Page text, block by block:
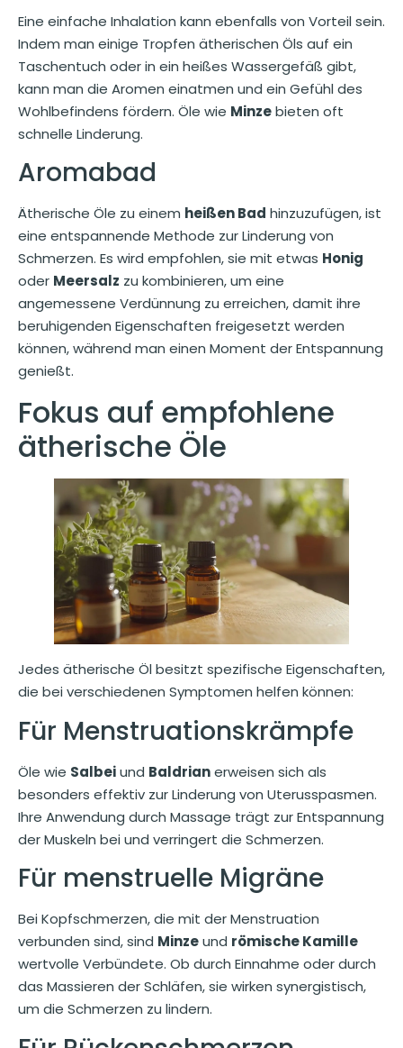
Eine einfache Inhalation kann ebenfalls von Vorteil sein.
Indem man einige Tropfen ätherischen Öls auf ein
Taschentuch oder in ein heißes Wassergefäß gibt,
kann man die Aromen einatmen und ein Gefühl des
Wohlbefindens fördern. Öle wie Minzebieten oft
schnelle Linderung.
Aromabad
Ätherische Öle zu einem heißen Bad hinzuzufügen, ist
eine entspannende Methode zur Linderung von
Schmerzen. Es wird empfohlen, sie mit etwas Honig
oder Meersalz zu kombinieren, um eine
angemessene Verdünnung zu erreichen, damit ihre
beruhigenden Eigenschaften freigesetzt werden
können, während man einen Moment der Entspannung
genießt.
Fokus auf empfohlene
ätherische Öle
Jedes ätherische Öl besitzt spezifische Eigenschaften,
die bei verschiedenen Symptomen helfen können:
Für Menstruationskrämpfe
Öle wie Salbeiund Baldrianerweisen sich als
besonders effektiv zur Linderung von Uterusspasmen.
Ihre Anwendung durch Massage trägt zur Entspannung
der Muskeln bei und verringert die Schmerzen.
Für menstruelle Migräne
Bei Kopfschmerzen, die mit der Menstruation
verbunden sind, sind Minzeund römische Kamille
wertvolle Verbündete. Ob durch Einnahme oder durch
das Massieren der Schläfen, sie wirken synergistisch,
um die Schmerzen zu lindern.